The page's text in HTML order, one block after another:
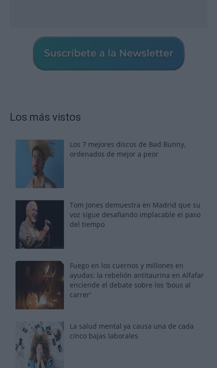
Los más vistos
Los 7 mejores discos de Bad Bunny,
ordenados de mejor a peor
Tom Jones demuestra en Madrid que su
voz sigue desafiando implacable el paso
del tiempo
Fuego en los cuernos y millones en
ayudas: la rebelión antitaurina en Alfafar
enciende el debate sobre los 'bous al
carrer'
La salud mental ya causa una de cada
cinco bajas laborales